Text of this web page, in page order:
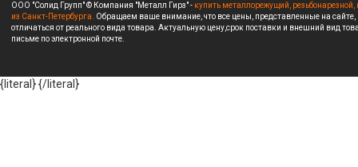
ООО "Солид Групп" © Компания "Металл Гирз" - купить металлорежущий,
из Санкт-Петербурга. Обращаем ваше внимание, что все цены, представленные на
отличаться от реального вида товара. Актуальную цену,срок поставки и внешний вид
письме по электронной почте.
{literal}{/literal}